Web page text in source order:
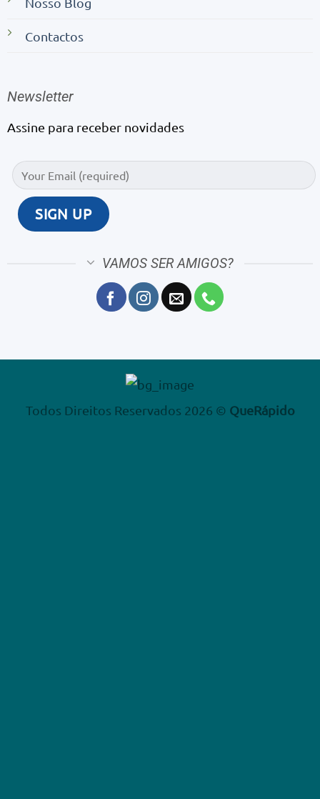
Contactos
Newsletter
Assine para receber novidades
VAMOS SER AMIGOS?
Todos Direitos Reservados 2026 © QueRápido